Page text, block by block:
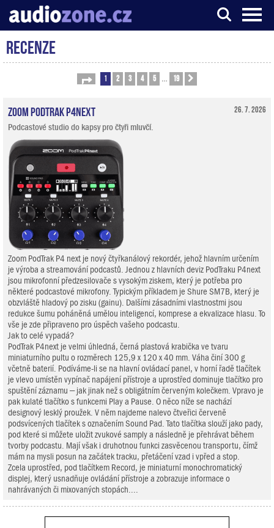
Server o digitálním zpracování zvuku
Recenze
Stránka 1z 19
1 2 3 4 5 19
26. 7. 2026
Zoom PodTrak P4next
Podcastové studio do kapsy pro čtyři mluvčí.
Zoom PodTrak P4 next je nový čtyřkanálový rekordér, jehož hlavním určením
je výroba a streamování podcastů. Jednou z hlavních deviz PodTraku P4next
jsou mikrofonní předzesilovače s vysokým ziskem, který je potřeba pro
některé podcastové mikrofony. Typickým příkladem je Shure SM7B, který je
obzvláště hladový po zisku (gainu). Dalšími zásadními vlastnostmi jsou
redukce šumu poháněná umělou inteligencí, komprese a ekvalizace hlasu. To
vše je zde připraveno pro úspěch vašeho podcastu.
Jak to celé vypadá?
PodTrak P4next je velmi úhledná, černá plastová krabička ve tvaru
miniaturního pultu o rozměrech 125,9 x 120 x 40 mm. Váha činí 300 g
včetně baterií. Podíváme-li se na hlavní ovládací panel, v horní řadě tlačítek
je vlevo umístěn vypínač napájení přístroje a uprostřed dominuje tlačítko pro
spuštění záznamu – jak jinak než s obligátním červeným kolečkem. Vpravo je
pak kulaté tlačítko s funkcemi Play a Pause. O něco níže se nachází
designový lesklý proužek. V něm najdeme nalevo čtveřici červeně
podsvícených tlačítek s označením Sound Pad. Tato tlačítka slouží jako pady,
pod které si můžete uložit zvukové samply a následně je přehrávat během
tvorby podcastu. Mají však i druhotnou funkci zasvěcenou transportu, čímž
mám na mysli posun na začátek tracku, přetáčení vzad i vpřed a stop.
Zcela uprostřed, pod tlačítkem Record, je miniaturní monochromatický
displej, který usnadňuje ovládání přístroje a zobrazuje informace o
nahrávaných či mixovaných stopách....